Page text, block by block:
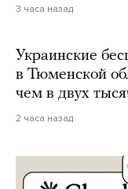
3 часа назад
Украинские
в Тюменской
чем в двух
2 часа назад